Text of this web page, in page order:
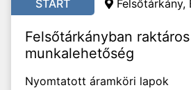
START Felsőtárkány,
Felsőtárkányban raktáros
munkalehetőség
Nyomtatott áramköri lapok